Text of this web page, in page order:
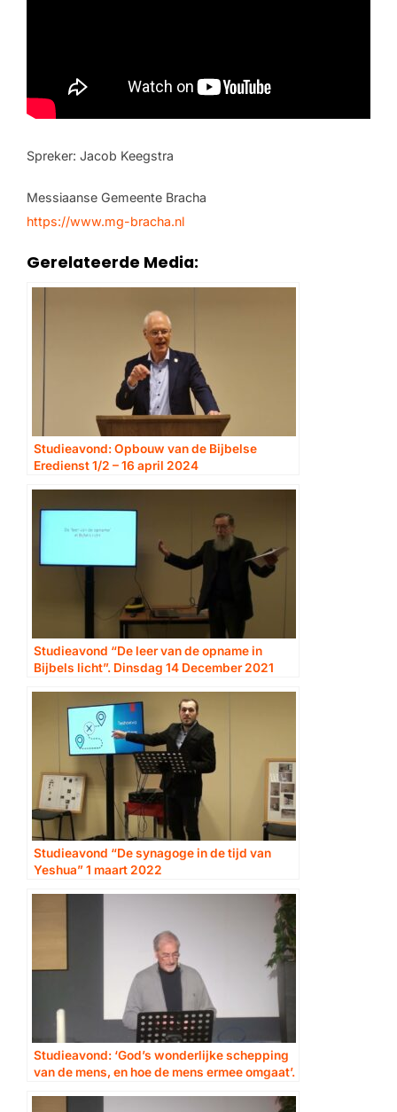
Spreker: Jacob Keegstra
Messiaanse Gemeente Bracha
https://www.mg-bracha.nl
Gerelateerde Media:
Studieavond: Opbouw van de Bijbelse
Eredienst 1/2 – 16 april 2024
Studieavond “De leer van de opname in
Bijbels licht”. Dinsdag 14 December 2021
Studieavond “De synagoge in de tijd van
Yeshua” 1 maart 2022
Studieavond: ‘God’s wonderlijke schepping
van de mens, en hoe de mens ermee omgaat’.